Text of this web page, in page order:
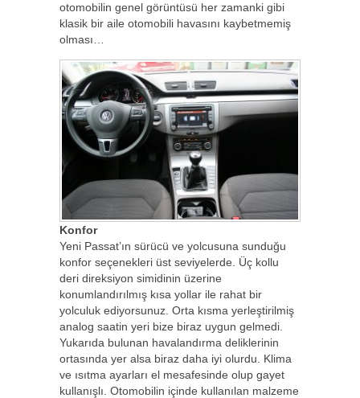
otomobilin genel görüntüsü her zamanki gibi
klasik bir aile otomobili havasını kaybetmemiş
olması…
Konfor
Yeni Passat’ın sürücü ve yolcusuna sunduğu
konfor seçenekleri üst seviyelerde. Üç kollu
deri direksiyon simidinin üzerine
konumlandırılmış kısa yollar ile rahat bir
yolculuk ediyorsunuz. Orta kısma yerleştirilmiş
analog saatin yeri bize biraz uygun gelmedi.
Yukarıda bulunan havalandırma deliklerinin
ortasında yer alsa biraz daha iyi olurdu. Klima
ve ısıtma ayarları el mesafesinde olup gayet
kullanışlı. Otomobilin içinde kullanılan malzeme